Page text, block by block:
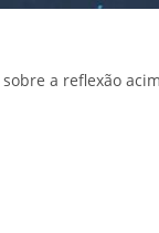
a reflexão